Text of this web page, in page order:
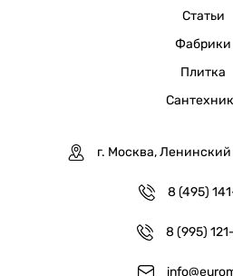
Статьи
Фабрики
Плитка
г. Москва,
8 (495)
8 (995)